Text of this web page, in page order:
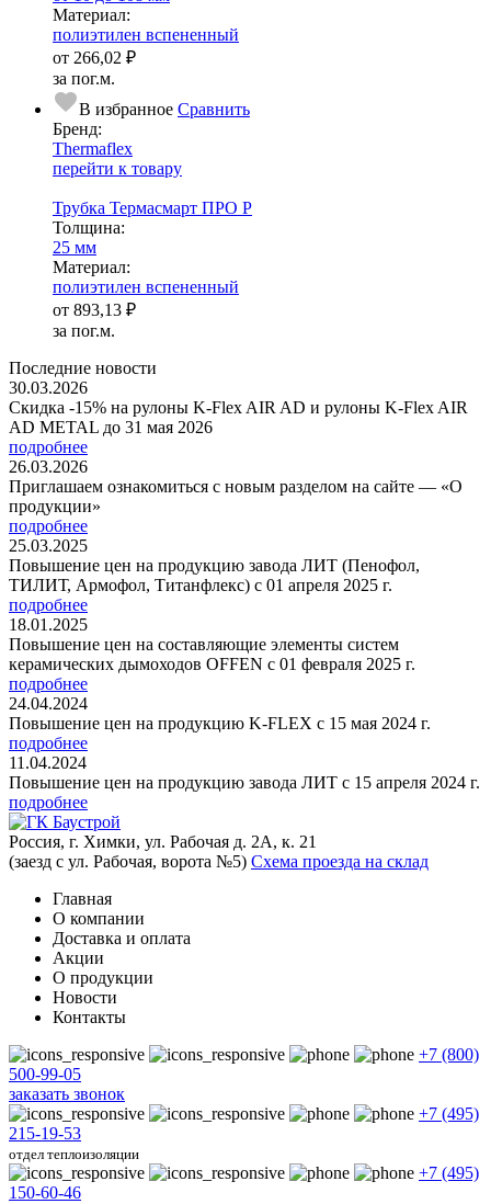
Ма­­те­­ри­­ал:
полиэтилен вспененный
от 266,02 ₽
за пог.м.
В избранное Сравнить
Бренд:
Thermaflex
перейти к товару
Трубка Термасмарт ПРО Р
Тол­щи­на:
25 мм
Ма­­те­­ри­­ал:
полиэтилен вспененный
от 893,13 ₽
за пог.м.
Последние новости
30.03.2026
Скидка -15% на рулоны K-Flex AIR AD и рулоны K-Flex AIR
AD METAL до 31 мая 2026
подробнее
26.03.2026
Приглашаем ознакомиться с новым разделом на сайте — «О
продукции»
подробнее
25.03.2025
Повышение цен на продукцию завода ЛИТ (Пенофол,
ТИЛИТ, Армофол, Титанфлекс) с 01 апреля 2025 г.
подробнее
18.01.2025
Повышение цен на составляющие элементы систем
керамических дымоходов OFFEN с 01 февраля 2025 г.
подробнее
24.04.2024
Повышение цен на продукцию K-FLEX с 15 мая 2024 г.
подробнее
11.04.2024
Повышение цен на продукцию завода ЛИТ с 15 апреля 2024 г.
подробнее
Россия, г. Химки, ул. Рабочая д. 2А, к. 21
(заезд с ул. Рабочая, ворота №5) Схема проезда на склад
Главная
О компании
Доставка и оплата
Акции
О продукции
Новости
Контакты
+7 (800)
500-99-05
заказать звонок
+7 (495)
215-19-53
отдел теплоизоляции
+7 (495)
150-60-46